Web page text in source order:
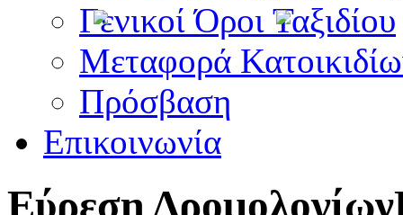
Γενικοί Όροι Ταξιδίου
Μεταφορά
Πρόσβαση
Επικοινωνία
Εύρεση Δρομολογίων